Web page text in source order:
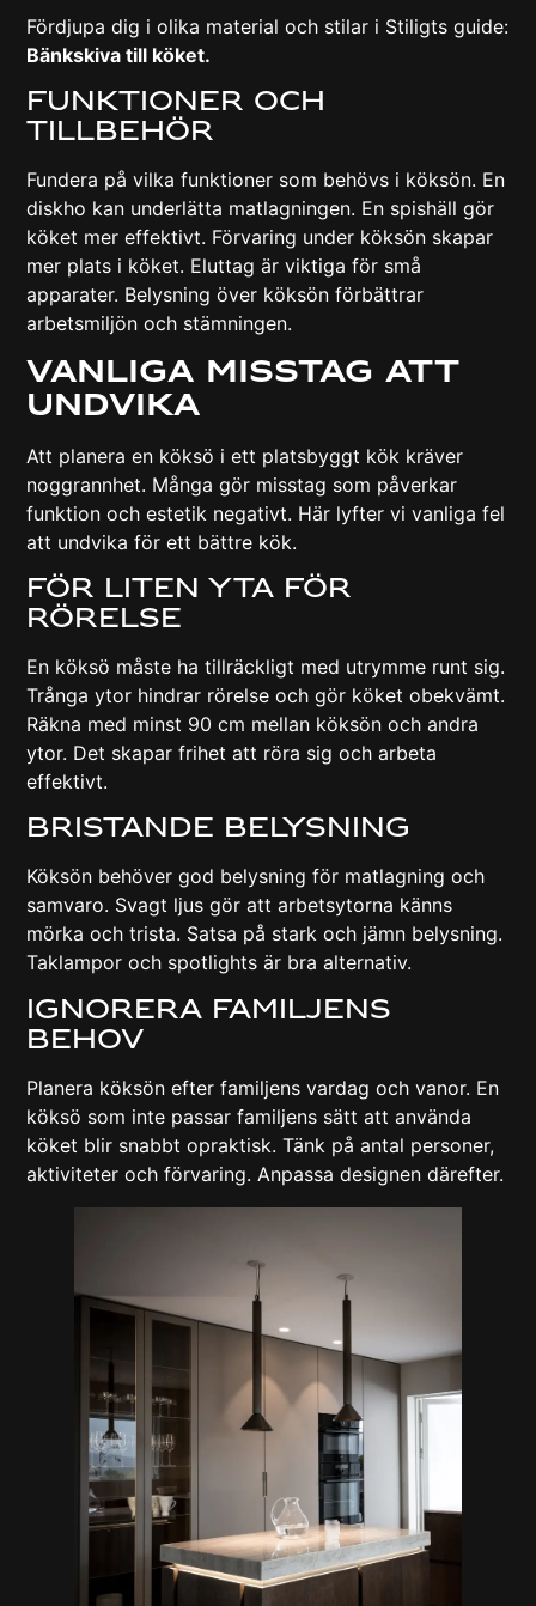
Fördjupa dig i olika material och stilar i Stiligts guide:
Bänkskiva till köket.
Funktioner och
tillbehör
Fundera på vilka funktioner som behövs i köksön. En
diskho kan underlätta matlagningen. En spishäll gör
köket mer effektivt. Förvaring under köksön skapar
mer plats i köket. Eluttag är viktiga för små
apparater. Belysning över köksön förbättrar
arbetsmiljön och stämningen.
Vanliga misstag att
undvika
Att planera en köksö i ett platsbyggt kök kräver
noggrannhet. Många gör misstag som påverkar
funktion och estetik negativt. Här lyfter vi vanliga fel
att undvika för ett bättre kök.
För liten yta för
rörelse
En köksö måste ha tillräckligt med utrymme runt sig.
Trånga ytor hindrar rörelse och gör köket obekvämt.
Räkna med minst 90 cm mellan köksön och andra
ytor. Det skapar frihet att röra sig och arbeta
effektivt.
Bristande belysning
Köksön behöver god belysning för matlagning och
samvaro. Svagt ljus gör att arbetsytorna känns
mörka och trista. Satsa på stark och jämn belysning.
Taklampor och spotlights är bra alternativ.
Ignorera familjens
behov
Planera köksön efter familjens vardag och vanor. En
köksö som inte passar familjens sätt att använda
köket blir snabbt opraktisk. Tänk på antal personer,
aktiviteter och förvaring. Anpassa designen därefter.